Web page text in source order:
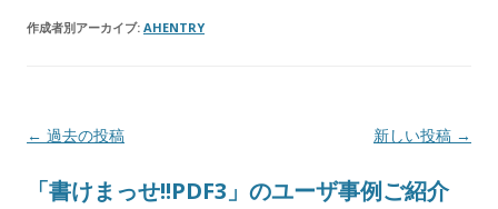
作成者別アーカイブ: AHENTRY
投稿ナビゲーション
← 過去の投稿 新しい投稿 →
「書けまっせ!!PDF3」のユーザ事例ご紹介